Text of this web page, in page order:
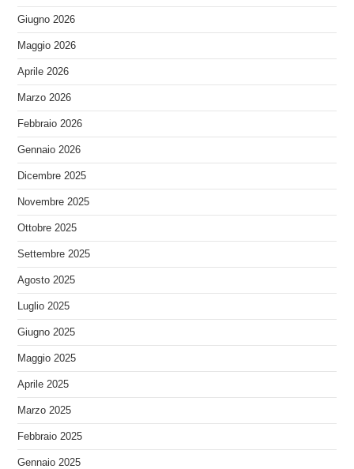
Giugno 2026
Maggio 2026
Aprile 2026
Marzo 2026
Febbraio 2026
Gennaio 2026
Dicembre 2025
Novembre 2025
Ottobre 2025
Settembre 2025
Agosto 2025
Luglio 2025
Giugno 2025
Maggio 2025
Aprile 2025
Marzo 2025
Febbraio 2025
Gennaio 2025